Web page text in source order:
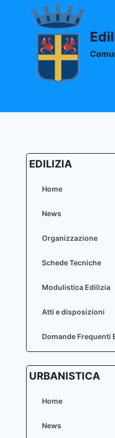
contenuto
EDILIZIA
Home
News
Organizzazione
Schede Tecniche
Modulistica Edilizia
Atti e disposizioni
Domande Frequenti
URBANISTICA
Home
News